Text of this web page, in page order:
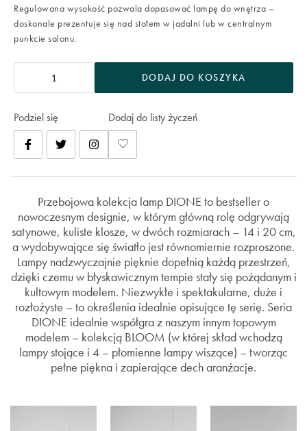
Regulowana wysokość pozwala dopasować lampę do wnętrza –
doskonale prezentuje się nad stołem w jadalni lub w centralnym
punkcie salonu.
DODAJ DO KOSZYKA
Podziel się Dodaj do listy życzeń
Przebojowa kolekcja lamp DIONE to bestseller o
nowoczesnym designie, w którym główną rolę odgrywają
satynowe, kuliste klosze, w dwóch rozmiarach – 14 i 20 cm,
a wydobywające się światło jest równomiernie rozproszone.
Lampy nadzwyczajnie pięknie dopełnią każdą przestrzeń,
dzięki czemu w błyskawicznym tempie stały się pożądanym i
kultowym modelem. Niezwykłe i spektakularne, duże i
rozłożyste – to określenia idealnie opisujące tę serię. Seria
DIONE idealnie współgra z naszym innym topowym
modelem – kolekcją BLOOM (w której skład wchodzą
lampy stojące i 4 – płomienne lampy wiszące) – tworząc
pełne piękna i zapierające dech aranżacje.